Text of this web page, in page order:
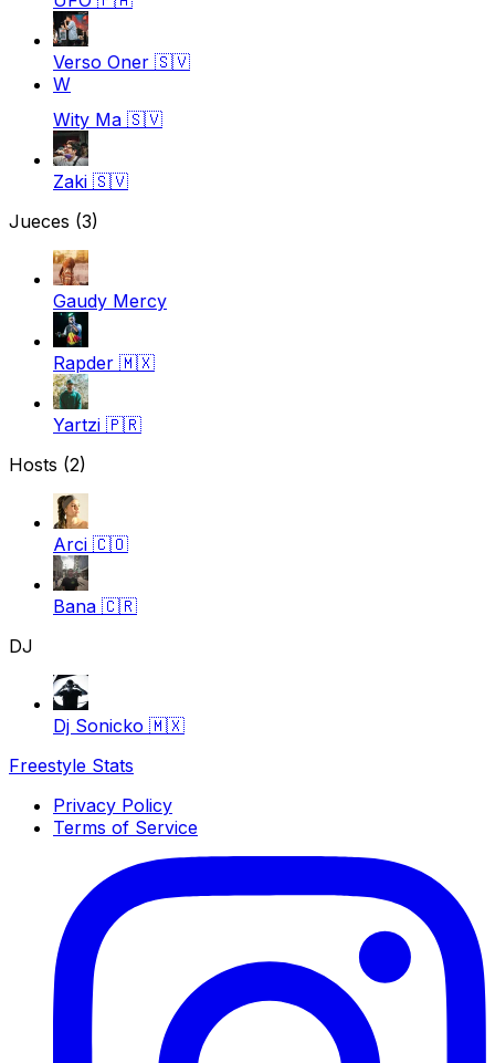
Verso Oner 🇸🇻
W
Wity Ma 🇸🇻
Zaki 🇸🇻
Jueces (3)
Gaudy Mercy
Rapder 🇲🇽
Yartzi 🇵🇷
Hosts (2)
Arci 🇨🇴
Bana 🇨🇷
DJ
Dj Sonicko 🇲🇽
Freestyle Stats
Privacy Policy
Terms of Service